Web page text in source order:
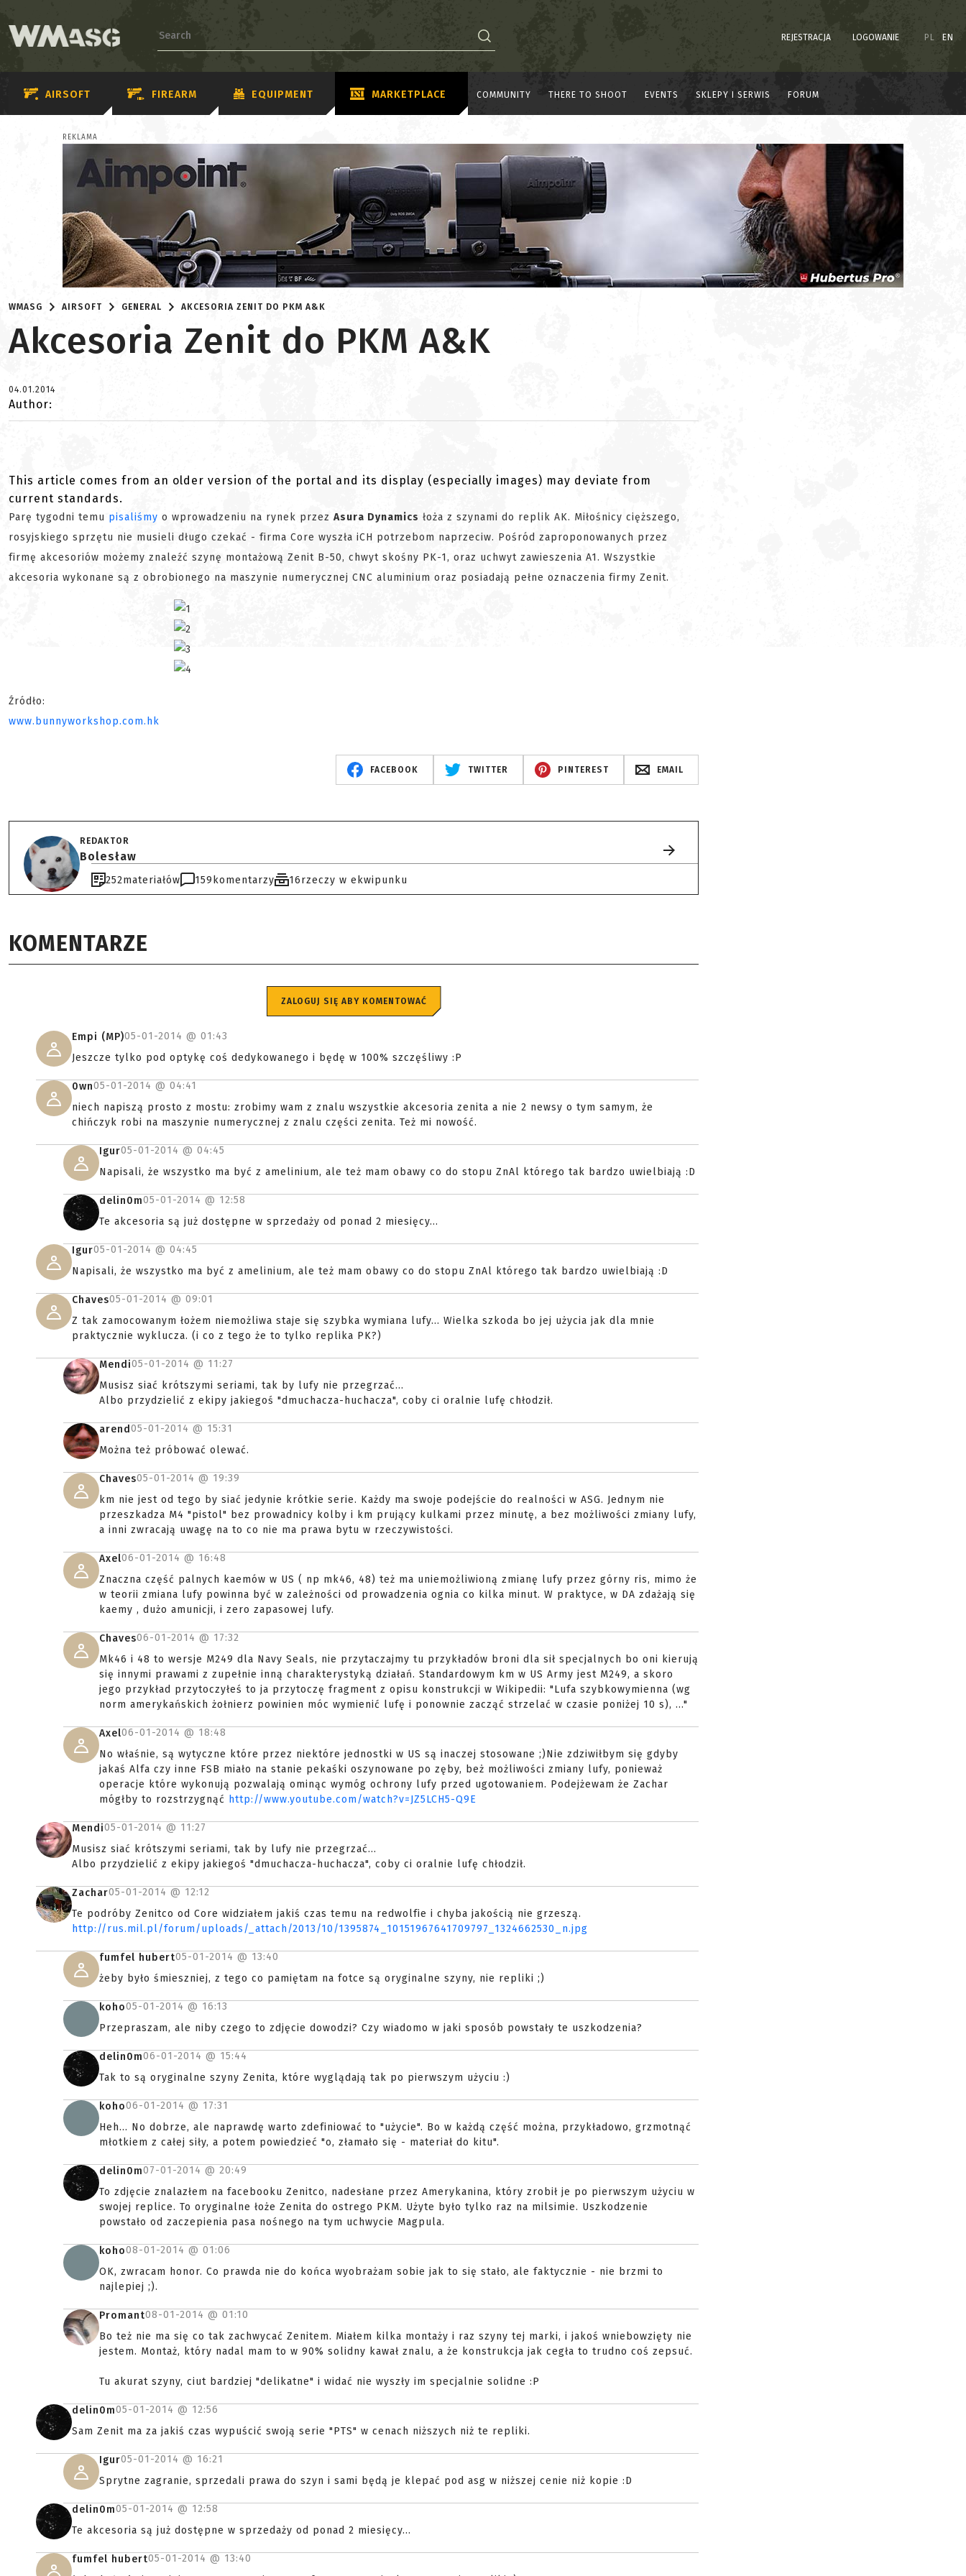
REJESTRACJA LOGOWANIE PL EN
AIRSOFT FIREARM EQUIPMENT MARKETPLACE COMMUNITY THERE TO SHOOT EVENTS SKLEPY I SERWIS FORUM
REKLAMA
WMASG AIRSOFT GENERAL AKCESORIA ZENIT DO PKM A&K
Akcesoria Zenit do PKM A&K
04.01.2014
Author:
This article comes from an older version of the portal and its display (especially images) may deviate from
current standards.
Parę tygodni temu pisaliśmy o wprowadzeniu na rynek przez Asura Dynamics łoża z szynami do replik AK. Miłośnicy cięższego,
rosyjskiego sprzętu nie musieli długo czekać - firma Core wyszła iCH potrzebom naprzeciw. Pośród zaproponowanych przez
firmę akcesoriów możemy znaleźć szynę montażową Zenit B-50, chwyt skośny PK-1, oraz uchwyt zawieszenia A1. Wszystkie
akcesoria wykonane są z obrobionego na maszynie numerycznej CNC aluminium oraz posiadają pełne oznaczenia firmy Zenit.
Źródło:
www.bunnyworkshop.com.hk
FACEBOOK TWITTER PINTEREST EMAIL
REDAKTOR
Bolesław
252materiałów 159 komentarzy 16rzeczy w ekwipunku
KOMENTARZE
ZALOGUJ SIĘ ABY KOMENTOWAĆ
Empi (MP)05-01-2014 @ 01:43
Jeszcze tylko pod optykę coś dedykowanego i będę w 100% szczęśliwy :P
0wn05-01-2014 @ 04:41
niech napiszą prosto z mostu: zrobimy wam z znalu wszystkie akcesoria zenita a nie 2 newsy o tym samym, że
chińczyk robi na maszynie numerycznej z znalu części zenita. Też mi nowość.
Igur05-01-2014 @ 04:45
Napisali, że wszystko ma być z amelinium, ale też mam obawy co do stopu ZnAl którego tak bardzo uwielbiają :D
delin0m05-01-2014 @ 12:58
Te akcesoria są już dostępne w sprzedaży od ponad 2 miesięcy...
Igur05-01-2014 @ 04:45
Napisali, że wszystko ma być z amelinium, ale też mam obawy co do stopu ZnAl którego tak bardzo uwielbiają :D
Chaves05-01-2014 @ 09:01
Z tak zamocowanym łożem niemożliwa staje się szybka wymiana lufy... Wielka szkoda bo jej użycia jak dla mnie
praktycznie wyklucza. (i co z tego że to tylko replika PK?)
Mendi05-01-2014 @ 11:27
Musisz siać krótszymi seriami, tak by lufy nie przegrzać...
Albo przydzielić z ekipy jakiegoś "dmuchacza-huchacza", coby ci oralnie lufę chłodził.
arend05-01-2014 @ 15:31
Można też próbować olewać.
Chaves05-01-2014 @ 19:39
km nie jest od tego by siać jedynie krótkie serie. Każdy ma swoje podejście do realności w ASG. Jednym nie
przeszkadza M4 "pistol" bez prowadnicy kolby i km prujący kulkami przez minutę, a bez możliwości zmiany lufy,
a inni zwracają uwagę na to co nie ma prawa bytu w rzeczywistości.
Axel06-01-2014 @ 16:48
Znaczna część palnych kaemów w US ( np mk46, 48) też ma uniemożliwioną zmianę lufy przez górny ris, mimo że
w teorii zmiana lufy powinna być w zależności od prowadzenia ognia co kilka minut. W praktyce, w DA zdażają się
kaemy , dużo amunicji, i zero zapasowej lufy.
Chaves06-01-2014 @ 17:32
Mk46 i 48 to wersje M249 dla Navy Seals, nie przytaczajmy tu przykładów broni dla sił specjalnych bo oni kierują
się innymi prawami z zupełnie inną charakterystyką działań. Standardowym km w US Army jest M249, a skoro
jego przykład przytoczyłeś to ja przytoczę fragment z opisu konstrukcji w Wikipedii: "Lufa szybkowymienna (wg
norm amerykańskich żołnierz powinien móc wymienić lufę i ponownie zacząć strzelać w czasie poniżej 10 s), ..."
Axel06-01-2014 @ 18:48
No właśnie, są wytyczne które przez niektóre jednostki w US są inaczej stosowane ;)Nie zdziwiłbym się gdyby
jakaś Alfa czy inne FSB miało na stanie pekaśki oszynowane po zęby, beż możliwości zmiany lufy, ponieważ
operacje które wykonują pozwalają ominąc wymóg ochrony lufy przed ugotowaniem. Podejżewam że Zachar
mógłby to rozstrzygnąć http://www.youtube.com/watch?v=JZ5LCH5-Q9E
Mendi05-01-2014 @ 11:27
Musisz siać krótszymi seriami, tak by lufy nie przegrzać...
Albo przydzielić z ekipy jakiegoś "dmuchacza-huchacza", coby ci oralnie lufę chłodził.
Zachar05-01-2014 @ 12:12
Te podróby Zenitco od Core widziałem jakiś czas temu na redwolfie i chyba jakością nie grzeszą.
http://rus.mil.pl/forum/uploads/_attach/2013/10/1395874_10151967641709797_1324662530_n.jpg
fumfel hubert05-01-2014 @ 13:40
żeby było śmieszniej, z tego co pamiętam na fotce są oryginalne szyny, nie repliki ;)
koho05-01-2014 @ 16:13
Przepraszam, ale niby czego to zdjęcie dowodzi? Czy wiadomo w jaki sposób powstały te uszkodzenia?
delin0m06-01-2014 @ 15:44
Tak to są oryginalne szyny Zenita, które wyglądają tak po pierwszym użyciu :)
koho06-01-2014 @ 17:31
Heh... No dobrze, ale naprawdę warto zdefiniować to "użycie". Bo w każdą część można, przykładowo, grzmotnąć
młotkiem z całej siły, a potem powiedzieć "o, złamało się - materiał do kitu".
delin0m07-01-2014 @ 20:49
To zdjęcie znalazłem na facebooku Zenitco, nadesłane przez Amerykanina, który zrobił je po pierwszym użyciu w
swojej replice. To oryginalne łoże Zenita do ostrego PKM. Użyte było tylko raz na milsimie. Uszkodzenie
powstało od zaczepienia pasa nośnego na tym uchwycie Magpula.
koho08-01-2014 @ 01:06
OK, zwracam honor. Co prawda nie do końca wyobrażam sobie jak to się stało, ale faktycznie - nie brzmi to
najlepiej ;).
Promant08-01-2014 @ 01:10
Bo też nie ma się co tak zachwycać Zenitem. Miałem kilka montaży i raz szyny tej marki, i jakoś wniebowzięty nie
jestem. Montaż, który nadal mam to w 90% solidny kawał znalu, a że konstrukcja jak cegła to trudno coś zepsuć.
Tu akurat szyny, ciut bardziej "delikatne" i widać nie wyszły im specjalnie solidne :P
delin0m05-01-2014 @ 12:56
Sam Zenit ma za jakiś czas wypuścić swoją serie "PTS" w cenach niższych niż te repliki.
Igur05-01-2014 @ 16:21
Sprytne zagranie, sprzedali prawa do szyn i sami będą je klepać pod asg w niższej cenie niż kopie :D
delin0m05-01-2014 @ 12:58
Te akcesoria są już dostępne w sprzedaży od ponad 2 miesięcy...
fumfel hubert05-01-2014 @ 13:40